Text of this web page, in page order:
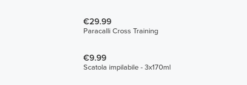
€29.99
Paracalli Cross Training
€9.99
Scatola impilabile - 3x170ml